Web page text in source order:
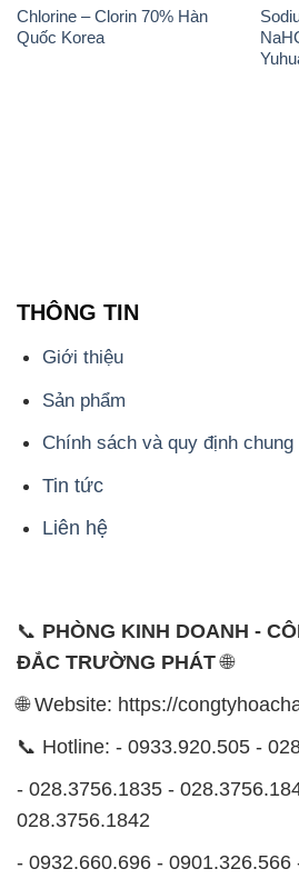
- 0932.660.696 - 0901.326.566
0902.765.866
📧 Email:
ĐỊA CHỈ
1229C Quốc lộ 1A, Phường
Quận Bình Tân, TP. Hồ Chí
CÔNG TY XNK TM SX HÓA
PHÁT
Công ty Hóa Chất Đắc Trường
tên miềncongtyhoachat.net,
nghiệp đa dạng nhằm đáp ứng
khách hàng một cách tốt nhất.